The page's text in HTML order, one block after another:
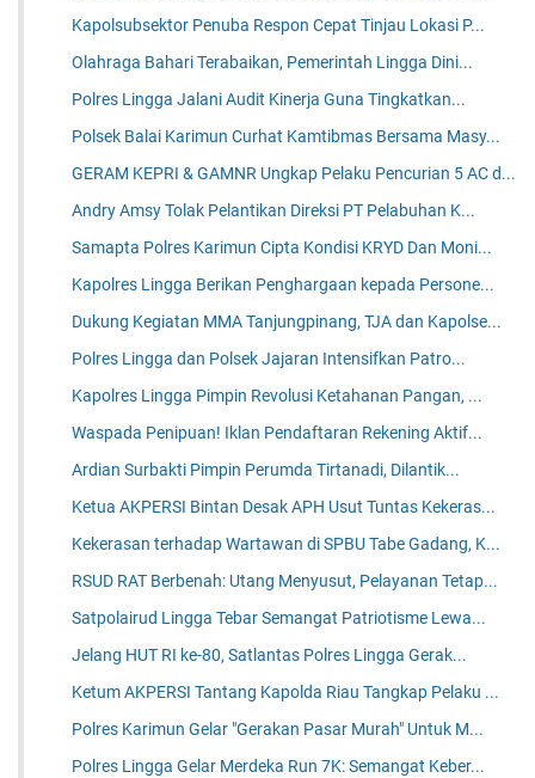
Kapolsubsektor Penuba Respon Cepat Tinjau Lokasi P...
Olahraga Bahari Terabaikan, Pemerintah Lingga Dini...
Polres Lingga Jalani Audit Kinerja Guna Tingkatkan...
Polsek Balai Karimun Curhat Kamtibmas Bersama Masy...
GERAM KEPRI & GAMNR Ungkap Pelaku Pencurian 5 AC d...
Andry Amsy Tolak Pelantikan Direksi PT Pelabuhan K...
Samapta Polres Karimun Cipta Kondisi KRYD Dan Moni...
Kapolres Lingga Berikan Penghargaan kepada Persone...
Dukung Kegiatan MMA Tanjungpinang, TJA dan Kapolse...
Polres Lingga dan Polsek Jajaran Intensifkan Patro...
Kapolres Lingga Pimpin Revolusi Ketahanan Pangan, ...
Waspada Penipuan! Iklan Pendaftaran Rekening Aktif...
Ardian Surbakti Pimpin Perumda Tirtanadi, Dilantik...
Ketua AKPERSI Bintan Desak APH Usut Tuntas Kekeras...
Kekerasan terhadap Wartawan di SPBU Tabe Gadang, K...
RSUD RAT Berbenah: Utang Menyusut, Pelayanan Tetap...
Satpolairud Lingga Tebar Semangat Patriotisme Lewa...
Jelang HUT RI ke-80, Satlantas Polres Lingga Gerak...
Ketum AKPERSI Tantang Kapolda Riau Tangkap Pelaku ...
Polres Karimun Gelar "Gerakan Pasar Murah" Untuk M...
Polres Lingga Gelar Merdeka Run 7K: Semangat Keber...